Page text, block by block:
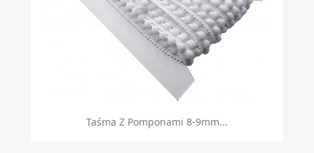
Taśma Z Pomponami 8-9mm...